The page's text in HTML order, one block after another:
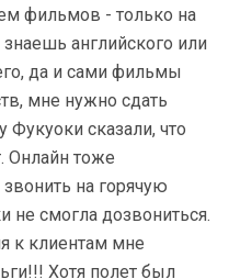
фильмов - только на
английского или
да и сами фильмы
мне нужно сдать
Фукуоки сказали, что
Онлайн тоже
на горячую
не смогла дозвониться.
к клиентам мне
Хотя полет был